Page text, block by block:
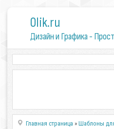
0lik.ru
Дизайн и Графика -
Главная страница »Шаблоны